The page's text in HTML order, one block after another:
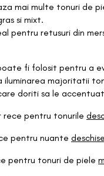
Fard de pleoape
Creion de buze
Ruj
Kit-uri de buze
Lemonhead Los
Manyo Factory
mai multe tonuri de
si mixt.
pentru retusuri din
fi folosit pentru a
majoritatii
doriti sa le
pentru tonurile
pentru nuante
pentru tonuri de piele